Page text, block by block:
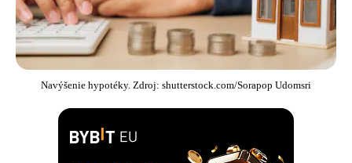
Navýšenie hypotéky. Zdroj: shutterstock.com/Sorapop Udomsri